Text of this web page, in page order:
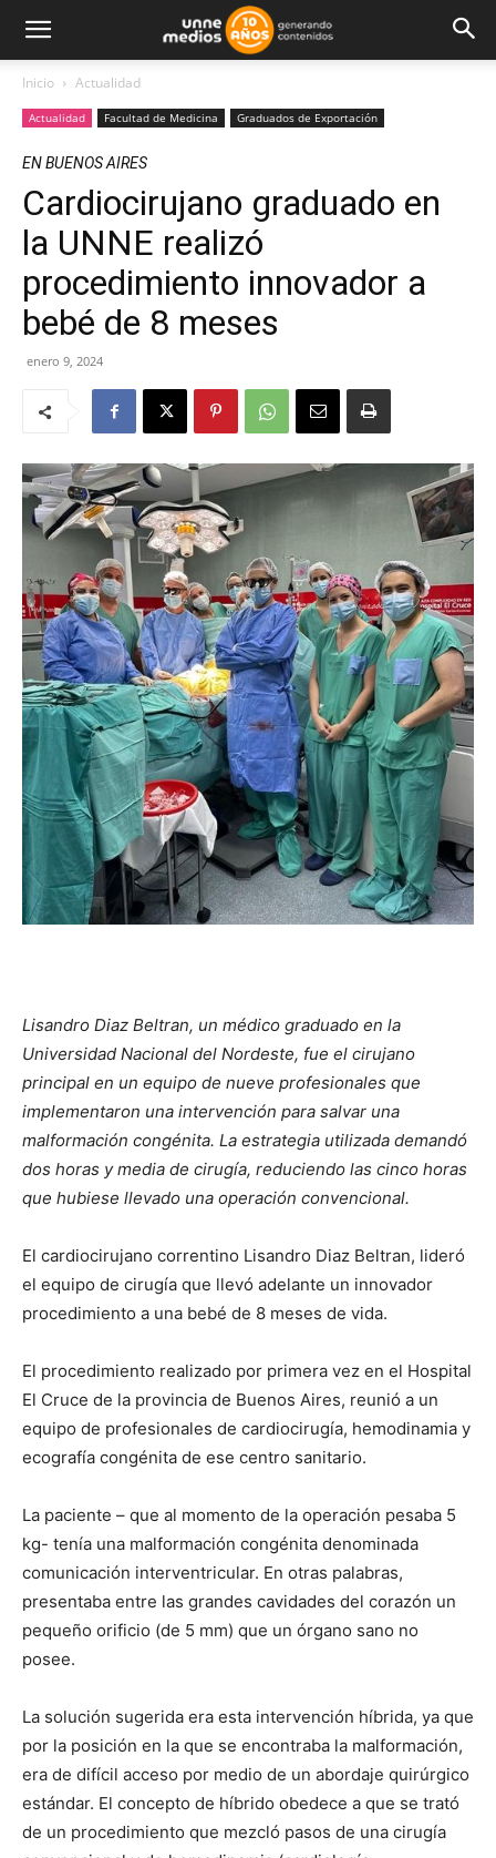
Inicio Actualidad
Actualidad Facultad de Medicina Graduados de Exportación
EN BUENOS AIRES
Cardiocirujano graduado en
la UNNE realizó
procedimiento innovador a
bebé de 8 meses
enero 9, 2024
Lisandro Diaz Beltran, un médico graduado en la
Universidad Nacional del Nordeste, fue el cirujano
principal en un equipo de nueve profesionales que
implementaron una intervención para salvar una
malformación congénita. La estrategia utilizada demandó
dos horas y media de cirugía, reduciendo las cinco horas
que hubiese llevado una operación convencional.
El cardiocirujano correntino Lisandro Diaz Beltran, lideró
el equipo de cirugía que llevó adelante un innovador
procedimiento a una bebé de 8 meses de vida.
El procedimiento realizado por primera vez en el Hospital
El Cruce de la provincia de Buenos Aires, reunió a un
equipo de profesionales de cardiocirugía, hemodinamia y
ecografía congénita de ese centro sanitario.
La paciente – que al momento de la operación pesaba 5
kg- tenía una malformación congénita denominada
comunicación interventricular. En otras palabras,
presentaba entre las grandes cavidades del corazón un
pequeño orificio (de 5 mm) que un órgano sano no
posee.
La solución sugerida era esta intervención híbrida, ya que
por la posición en la que se encontraba la malformación,
era de difícil acceso por medio de un abordaje quirúrgico
estándar. El concepto de híbrido obedece a que se trató
de un procedimiento que mezcló pasos de una cirugía